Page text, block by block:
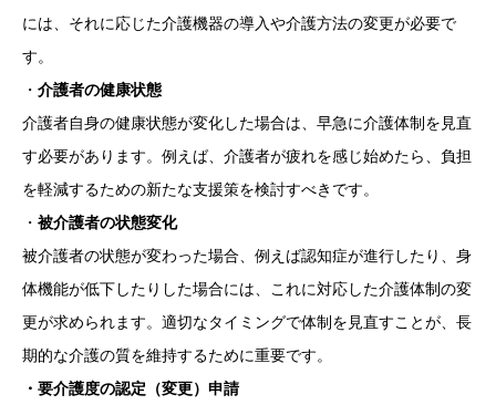
には、それに応じた介護機器の導入や介護方法の変更が必要で
す。
・ 介護者の健康状態
介護者自身の健康状態が変化した場合は、早急に介護体制を見直
す必要があります。例えば、介護者が疲れを感じ始めたら、負担
を軽減するための新たな支援策を検討すべきです。
・ 被介護者の状態変化
被介護者の状態が変わった場合、例えば認知症が進行したり、身
体機能が低下したりした場合には、これに対応した介護体制の変
更が求められます。適切なタイミングで体制を見直すことが、長
期的な介護の質を維持するために重要です。
・要介護度の認定（変更）申請